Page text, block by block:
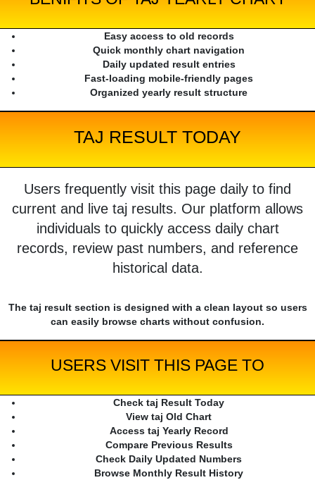
Easy access to old records
Quick monthly chart navigation
Daily updated result entries
Fast-loading mobile-friendly pages
Organized yearly result structure
TAJ RESULT TODAY
Users frequently visit this page daily to find
current and live taj results. Our platform allows
individuals to quickly access daily chart
records, review past numbers, and reference
historical data.
The taj result section is designed with a clean layout so users
can easily browse charts without confusion.
USERS VISIT THIS PAGE TO
Check taj Result Today
View taj Old Chart
Access taj Yearly Record
Compare Previous Results
Check Daily Updated Numbers
Browse Monthly Result History